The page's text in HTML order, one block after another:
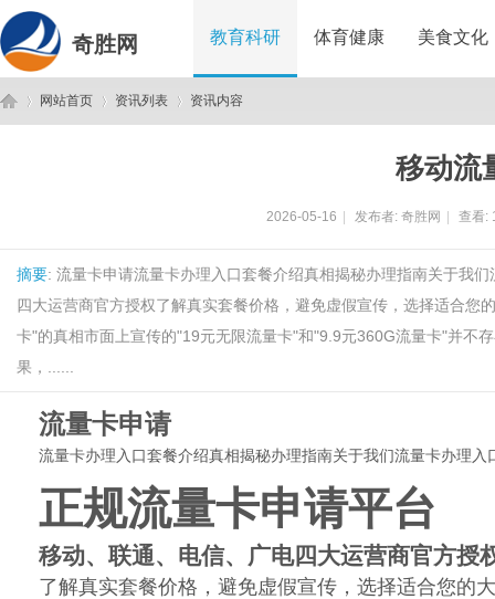
奇胜网 教育科研 体育健康 美食文化
网站首页 资讯列表 资讯内容
移动流
2026-05-16 发布者: 奇胜网 查看:
摘要: 流量卡申请流量卡办理入口套餐介绍真相揭秘办理指南关于我
四大运营商官方授权了解真实套餐价格，避免虚假宣传，选择适合
卡"的真相市面上宣传的"19元无限流量卡"和"9.9元360G流量卡"并不
果，......
流量卡申请
流量卡办理入口套餐介绍真相揭秘办理指南关于我们流量卡办理入
正规流量卡申请平台
移动、联通、电信、广电四大运营商官方授
了解真实套餐价格，避免虚假宣传，选择适合您的